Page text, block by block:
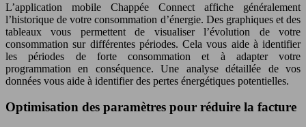
L’application mobile Chappée Connect affiche généralement
l’historique de votre consommation d’énergie. Des graphiques et des
tableaux vous permettent de visualiser l’évolution de votre
consommation sur différentes périodes. Cela vous aide à identifier
les périodes de forte consommation et à adapter votre
programmation en conséquence. Une analyse détaillée de vos
données vous aide à identifier des pertes énergétiques potentielles.
Optimisation des paramètres pour réduire la facture